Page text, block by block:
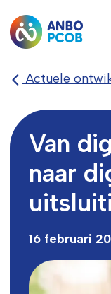
Actuele
Van
naar
16 februari